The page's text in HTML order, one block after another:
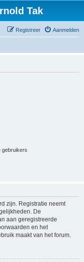
Tak
Aanmelden
Registreer
gebruikers
zijn. Registratie neemt
De
aan geregistreerde
en het
maakt van het forum.